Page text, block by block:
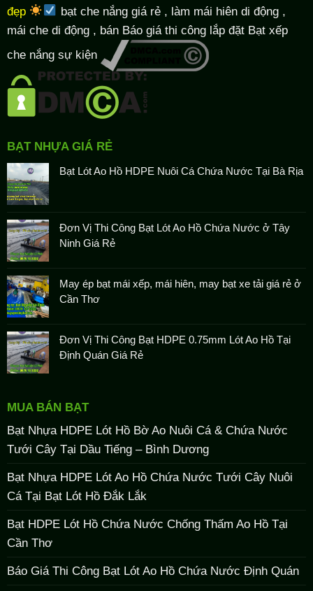
đẹp
bạt che nắng giá rẻ, làm mái hiên di động,
mái che di động , bán Báo giá thi công lắp đặt Bạt xếp
che nắng sự kiện
BẠT NHỰA GIÁ RẺ
Bạt Lót Ao Hồ HDPE Nuôi Cá Chứa Nước Tại Bà Rịa
Đơn Vị Thi Công Bạt Lót Ao Hồ Chứa Nước ở Tây
Ninh Giá Rẻ
May ép bạt mái xếp, mái hiên, may bạt xe tải giá rẻ ở
Cần Thơ
Đơn Vị Thi Công Bạt HDPE 0.75mm Lót Ao Hồ Tại
Định Quán Giá Rẻ
MUA BÁN BẠT
Bạt Nhựa HDPE Lót Hồ Bờ Ao Nuôi Cá & Chứa Nước
Tưới Cây Tại Dầu Tiếng – Bình Dương
Bạt Nhựa HDPE Lót Ao Hồ Chứa Nước Tưới Cây Nuôi
Cá Tại Bạt Lót Hồ Đắk Lắk
Bạt HDPE Lót Hồ Chứa Nước Chống Thấm Ao Hồ Tại
Cần Thơ
Báo Giá Thi Công Bạt Lót Ao Hồ Chứa Nước Định Quán